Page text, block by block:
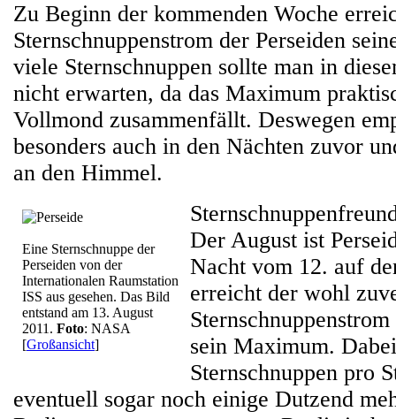
Zu Beginn der kommenden Woche
Sternschnuppenstrom der Perseiden
viele Sternschnuppen sollte man in
nicht erwarten, da das Maximum
Vollmond zusammenfällt. Deswegen
besonders auch in den Nächten zuvor
an den Himmel.
Eine Sternschnuppe der
Perseiden von der
Internationalen Raumstation
ISS aus gesehen. Das Bild
entstand am 13. August
2011. Foto: NASA
[Großansicht]
Der August ist
Nacht vom 12. auf
erreicht der wohl
sein Maximum.
Sternschnuppen pro
eventuell sogar noch einige Dutzend